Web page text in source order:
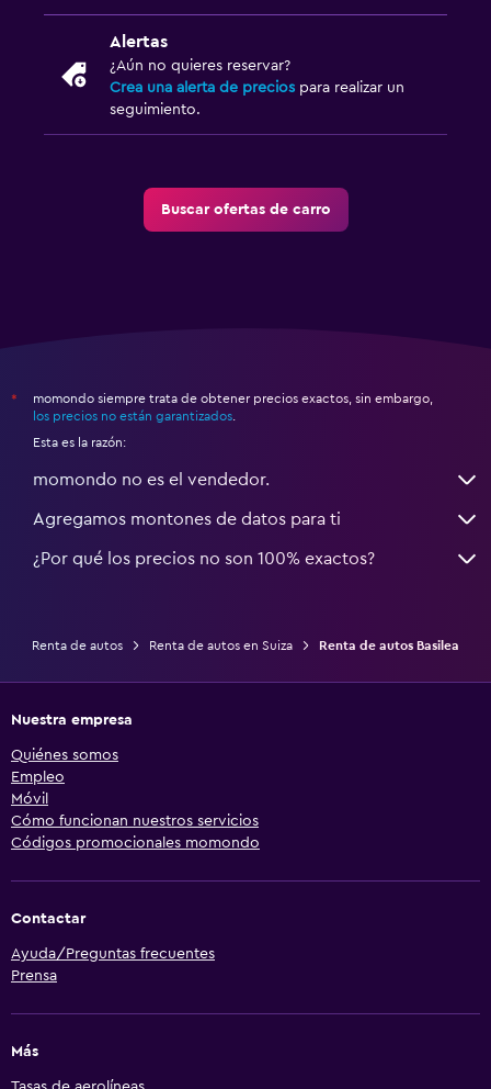
Alertas
¿Aún no quieres reservar?
Crea una alerta de precios para realizar un
seguimiento.
Buscar ofertas de carro
*
momondo siempre trata de obtener precios exactos, sin embargo,
los precios no están garantizados
Esta es la razón:
momondo no es el vendedor.
Agregamos montones de datos para ti
¿Por qué los precios no son 100% exactos?
Renta de autos Renta de autos en Suiza Renta de autos Basilea
Nuestra empresa
Quiénes somos
Empleo
Móvil
Cómo funcionan nuestros servicios
Códigos promocionales momondo
Contactar
Ayuda/Preguntas frecuentes
Prensa
Más